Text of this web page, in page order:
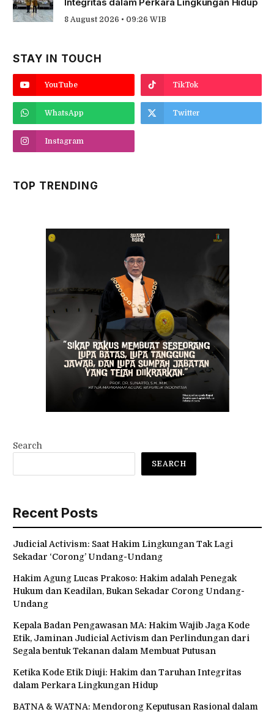
8 August 2026 • 09:26 WIB
STAY IN TOUCH
YouTube TikTok
WhatsApp Twitter
Instagram
TOP TRENDING
Search
SEARCH
Recent Posts
Judicial Activism: Saat Hakim Lingkungan Tak Lagi
Sekadar ‘Corong’ Undang-Undang
Hakim Agung Lucas Prakoso: Hakim adalah Penegak
Hukum dan Keadilan, Bukan Sekadar Corong Undang-
Undang
Kepala Badan Pengawasan MA: Hakim Wajib Jaga Kode
Etik, Jaminan Judicial Activism dan Perlindungan dari
Segala bentuk Tekanan dalam Membuat Putusan
Ketika Kode Etik Diuji: Hakim dan Taruhan Integritas
dalam Perkara Lingkungan Hidup
BATNA & WATNA: Mendorong Keputusan Rasional dalam